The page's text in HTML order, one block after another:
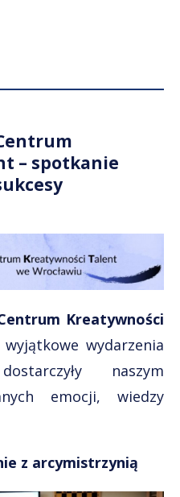
– spotkanie
Kreatywności
wydarzenia
naszym
emocji, wiedzy
z arcymistrzynią